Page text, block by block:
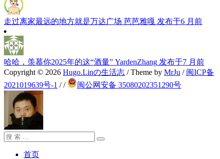
走过离家最远的地方就是万达广场 芭芭雅嘎 发布于6 月前
哈哈，羡慕你2025年的这“酒量” YardenZhang 发布于7 月前
Copyright © 2026 Hugo.Linの生活志 / Theme by MrJu / 闽ICP备
2021019639号-1 // 闽公网安备 35080202351290号
搜
搜
首页